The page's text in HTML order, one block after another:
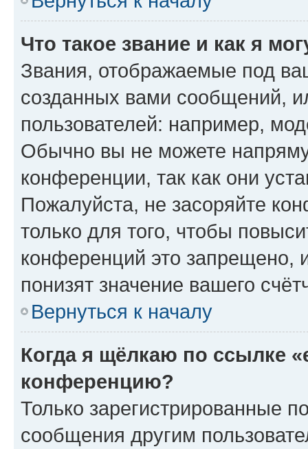
Что такое звание и как я
Звания, отображаемые под
созданных вами сообщений,
пользователей: например,
Обычно вы не можете
конференции, так как они
Пожалуйста, не засоряйте
только для того, чтобы
конференций это запрещено,
понизят значение вашего
Вернуться к началу
Когда я щёлкаю по ссылке
конференцию?
Только зарегистрированные
сообщения другим